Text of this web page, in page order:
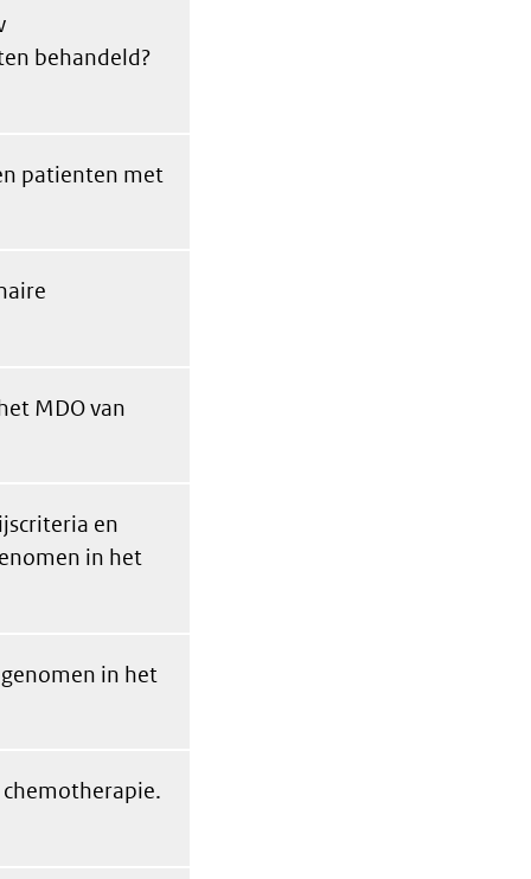
behandeld?
patienten met
MDO van
en
in het
in het